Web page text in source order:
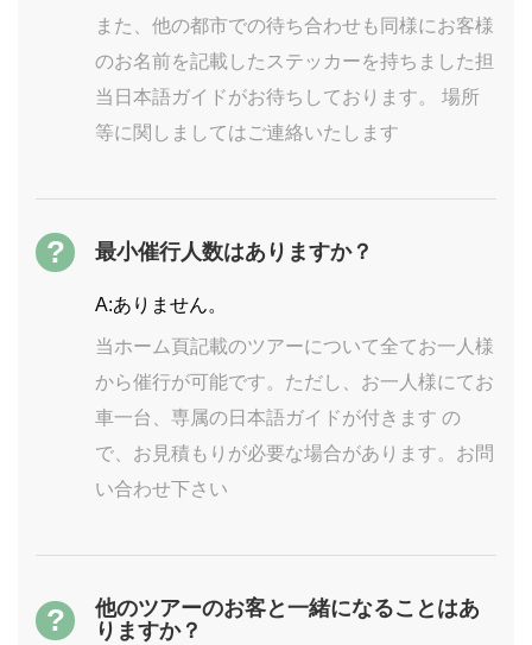
また、他の都市での待ち合わせも同様にお客様
のお名前を記載したステッカーを持ちました担
当日本語ガイドがお待ちしております。 場所
等に関しましてはご連絡いたします
? 最小催行人数はありますか？
A:ありません。
当ホーム頁記載のツアーについて全てお一人様
から催行が可能です。ただし、お一人様にてお
車一台、専属の日本語ガイドが付きます の
で、お見積もりが必要な場合があります。お問
い合わせ下さい
?
他のツアーのお客と一緒になることはあ
りますか？